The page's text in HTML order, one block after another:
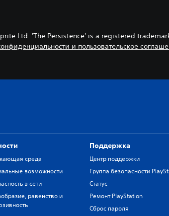
Ltd. 'The Persistence' is a registered
и пользовательское
среда
возможности
в сети
равенство и
Поддержка
Центр поддержки
Группа безопасности
Статус
Ремонт PlayStation
Сброс пароля